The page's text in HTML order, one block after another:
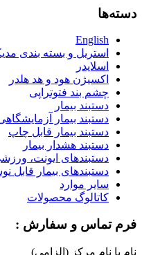
دسته‌ها
English
استریل و بسته بندی
اسلایدر
اکسیژن هود و هد هلدر
چشم بند فتوتراپی
دستبند بیمار
دستبند بیمار
دستبند بیمار قابل چاپ
دستبند هشدار بیمار
دستبندهای ایونت،
دستبندهای بیمار قابل
سایر موارد
کاتالوگ محصولات
فرم تماس و سفارش :
نام یا نام مرکز (الزامی)